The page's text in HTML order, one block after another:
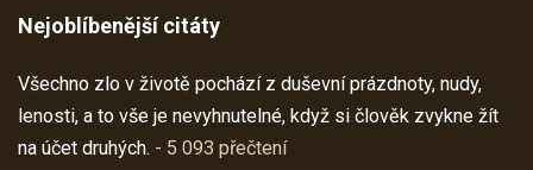
Nejoblíbenější citáty
Všechno zlo v životě pochází z duševní prázdnoty, nudy,
lenosti, a to vše je nevyhnutelné, když si člověk zvykne žít
na účet druhých. - 5 093 přečtení